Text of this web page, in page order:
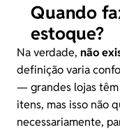
Quando
estoque?
Na verdade, não
definição varia
— grandes lojas têm
itens, mas isso não
necessariamente,